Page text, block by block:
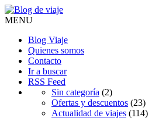
MENU
Blog Viaje
Quienes somos
Contacto
Ir a buscar
RSS Feed
Sin categoría (2)
Ofertas y descuentos (23)
Actualidad de viajes (114)